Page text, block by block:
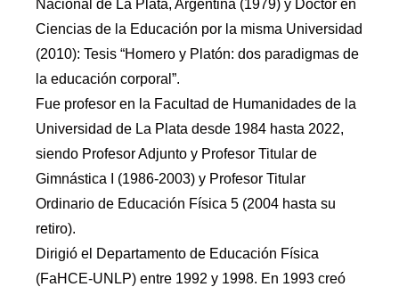
Nacional de La Plata, Argentina (1979) y Doctor en
Ciencias de la Educación por la misma Universidad
(2010): Tesis “Homero y Platón: dos paradigmas de
la educación corporal”.
Fue profesor en la Facultad de Humanidades de la
Universidad de La Plata desde 1984 hasta 2022,
siendo Profesor Adjunto y Profesor Titular de
Gimnástica I (1986-2003) y Profesor Titular
Ordinario de Educación Física 5 (2004 hasta su
retiro).
Dirigió el Departamento de Educación Física
(FaHCE-UNLP) entre 1992 y 1998. En 1993 creó